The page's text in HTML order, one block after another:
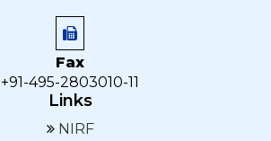
Fax
+91-495-2803010-11
Links
NIRF